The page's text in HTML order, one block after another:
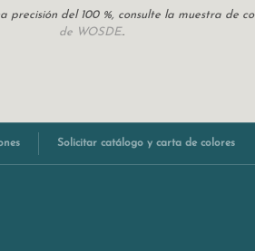
del 100 %, consulte la muestra de
de WOSDE..
Solicitar catálogo y carta de colores